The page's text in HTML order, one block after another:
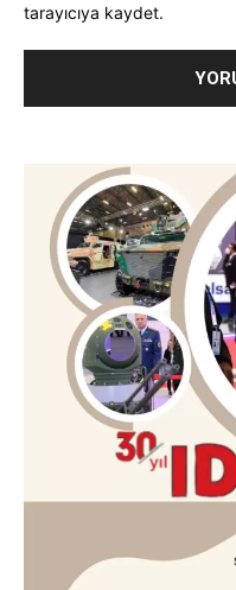
tarayıcıya kaydet.